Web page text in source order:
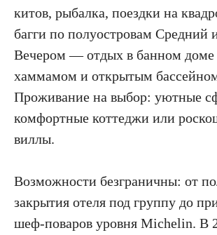
китов, рыбалка, поездки на
багги по полуостровам Средний
Вечером — отдых в банном доме
хаммамом и открытым
Проживание на выбор: уютные
комфортные коттеджи или
виллы.
Возможности безграничны: от
закрытия отеля под группу до
шеф-поваров уровня Michelin. В